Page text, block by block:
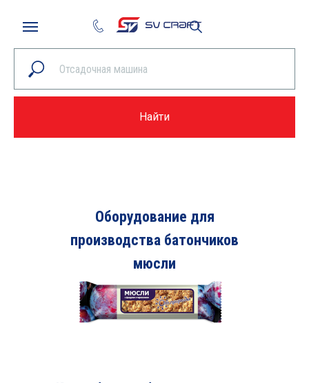
Найти
Оборудование для
производства батончиков
мюсли